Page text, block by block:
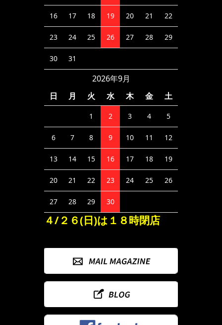
16 17 18 19 20 21 22
23 24 25 26 27 28 29
30 31
2026年9月
日
月 火 水 木 金 土
1 2 3 4 5
6 7 8 9 10 11 12
13 14 15 16 17 18 19
20 21 22 23 24 25 26
27 28 29 30
４/２６(日)は１８時閉店